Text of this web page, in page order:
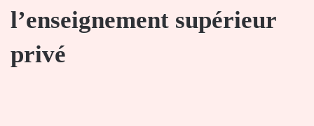
l’enseignement supérieur
privé